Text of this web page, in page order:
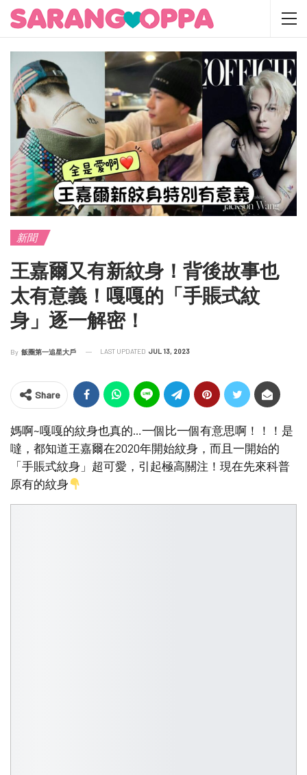
新聞
王嘉爾又有新紋身！背後故事也
太有意義！嘎嘎的「手賬式紋
身」逐一解密！
By 飯圈第一追星大戶 LAST UPDATED JUL 13, 2023
Share
媽啊~嘎嘎的紋身也真的…一個比一個有意思啊！！！是
噠，都知道王嘉爾在2020年開始紋身，而且一開始的
「手賬式紋身」超可愛，引起極高關注！現在先來科普
原有的紋身